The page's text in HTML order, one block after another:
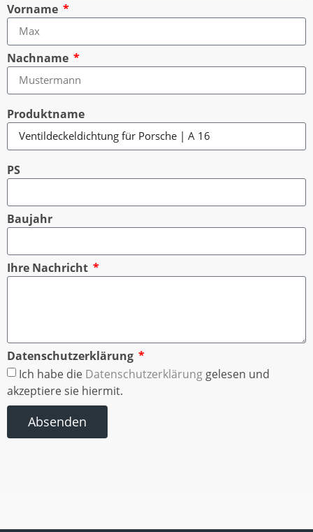
Vorname
Nachname
Produktname
PS
Baujahr
Ihre Nachricht
Datenschutzerklärung
Ich habe die Datenschutzerklärung gelesen und
akzeptiere sie hiermit.
Absenden